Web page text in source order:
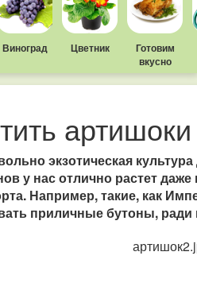
Виноград Цветник
Готовим
вкусно
артишоки
экзотическая
у нас отлично растет
Например, такие, как
приличные бутоны,